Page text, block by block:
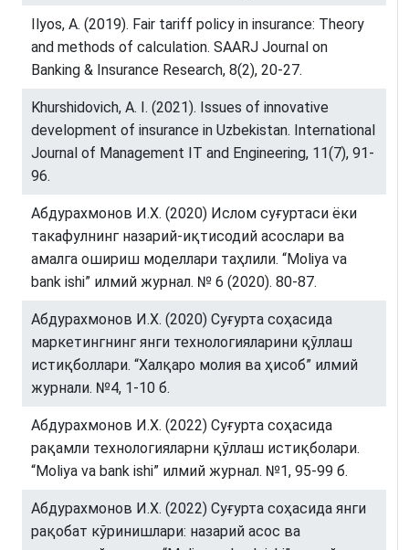
Ilyos, A. (2019). Fair tariff policy in insurance: Theory
and methods of calculation. SAARJ Journal on
Banking & Insurance Research, 8(2), 20-27.
Khurshidovich, A. I. (2021). Issues of innovative
development of insurance in Uzbekistan. International
Journal of Management IT and Engineering, 11(7), 91-
96.
Абдурахмонов И.Х. (2020) Ислом суғуртаси ёки
такафулнинг назарий-иқтисодий асослари ва
амалга ошириш моделлари таҳлили. “Moliya va
bank ishi” илмий журнал. № 6 (2020). 80-87.
Абдурахмонов И.Х. (2020) Суғурта соҳасида
маркетингнинг янги технологияларини қўллаш
истиқболлари. “Халқаро молия ва ҳисоб” илмий
журнали. №4, 1-10 б.
Абдурахмонов И.Х. (2022) Суғурта соҳасида
рақамли технологияларни қўллаш истиқболари.
“Moliya va bank ishi” илмий журнал. №1, 95-99 б.
Абдурахмонов И.Х. (2022) Суғурта соҳасида янги
рақобат кўринишлари: назарий асос ва